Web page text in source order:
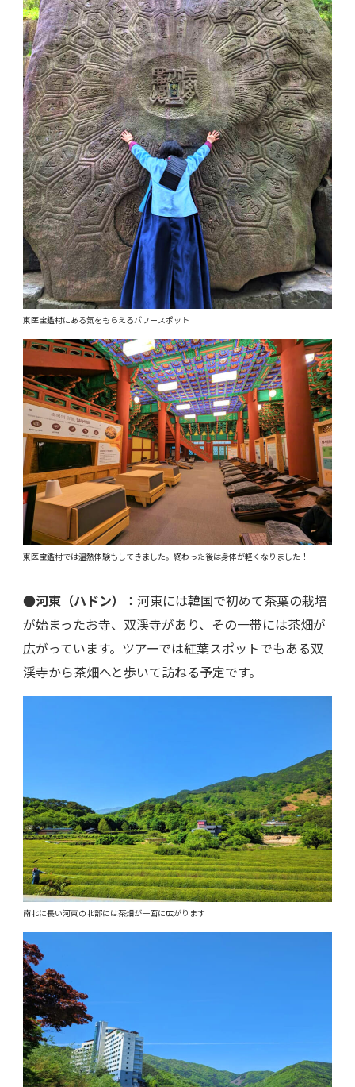
東医宝鑑村にある気をもらえるパワースポット
東医宝鑑村では温熱体験もしてきました。終わった後は身体が軽くなりました！
●河東（ハドン）
：河東には韓国で初めて茶葉の栽培
が始まったお寺、双渓寺があり、その一帯には茶畑が
広がっています。ツアーでは紅葉スポットでもある双
渓寺から茶畑へと歩いて訪ねる予定です。
南北に長い河東の北部には茶畑が一面に広がります